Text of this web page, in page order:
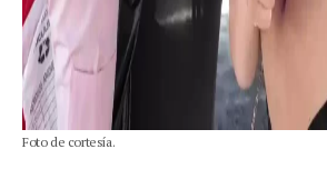
Foto de cortesía.